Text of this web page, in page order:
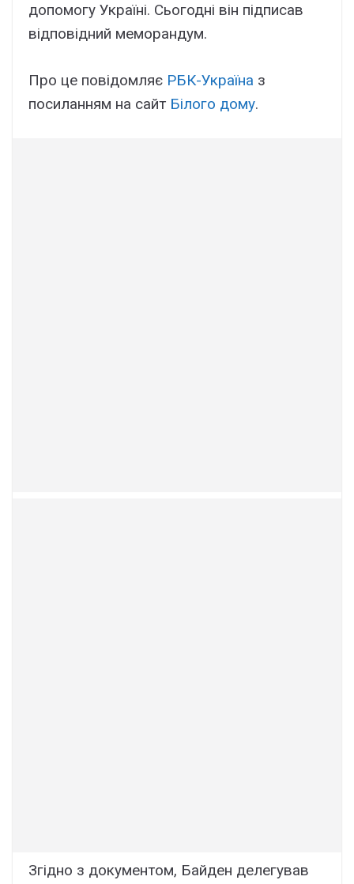
допомогу Україні. Сьогодні він підписав
відповідний меморандум.
Про це повідомляє РБК-Україна з
посиланням на сайт Білого дому.
Згідно з документом, Байден делегував